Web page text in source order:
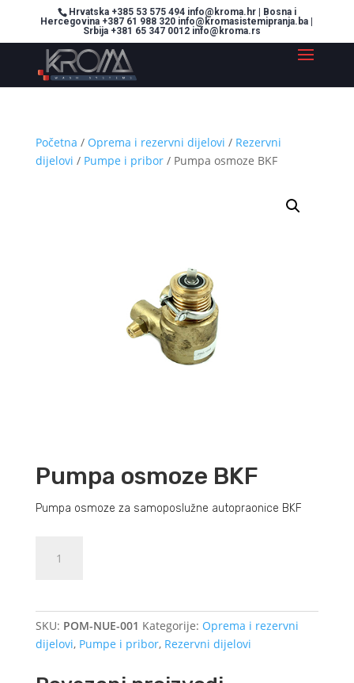
Hrvatska +385 53 575 494 info@kroma.hr | Bosna i
Hercegovina +387 61 988 320 info@kromasistemipranja.ba |
Srbija +381 65 347 0012 info@kroma.rs
Početna / Oprema i rezervni dijelovi / Rezervni
dijelovi / Pumpe i pribor/ Pumpa osmoze BKF
Pumpa osmoze BKF
Pumpa osmoze za samoposlužne autopraonice BKF
osmoze
SKU: POM-NUE-001 Kategorije: Oprema i rezervni
dijelovi, Pumpe i pribor, Rezervni dijelovi